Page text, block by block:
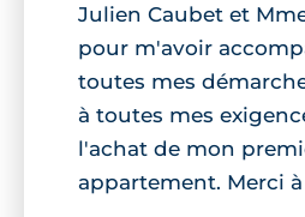
Julien Caubet et
pour m'avoir
toutes mes
à toutes mes
l'achat de mon
appartement. Merci